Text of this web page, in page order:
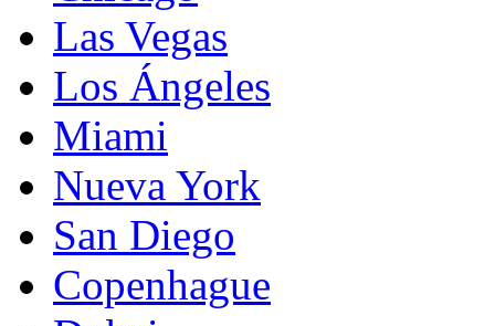
Las Vegas
Los Ángeles
Miami
Nueva York
San Diego
Copenhague